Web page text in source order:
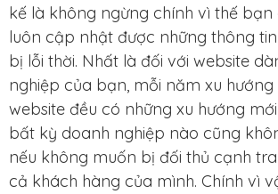
kế là không ngừng chính vì thế bạn
luôn cập nhật được những thông
bị lỗi thời. Nhất là đối với website
nghiệp của bạn, mỗi năm xu hướng
website đều có những xu hướng
bất kỳ doanh nghiệp nào cũng
nếu không muốn bị đối thủ cạnh
cả khách hàng của mình. Chính vì